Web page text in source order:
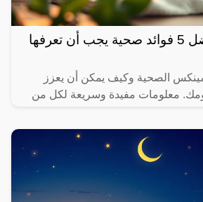
درامينكس: أفضل 5 فوائد صحية يجب أن تعرفها
الصحية وكيف يمكن أن يعزز
معلومات مفيدة وسريعة لكل من